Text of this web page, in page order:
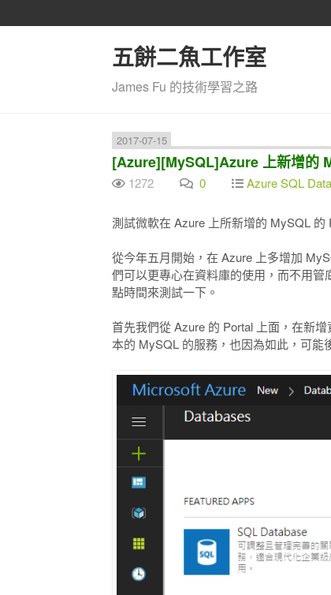
五餅二魚工作室
James Fu 的技術學習之路
2017-07-15
[Azure][MySQL]Azure 上新增的
1272 0 Azure SQL
測試微軟在 Azure 上所新增的 MySQL 的
從今年五月開始，在 Azure 上多增加
們可以更專心在資料庫的使用，而不用
點時間來測試一下。
首先我們從 Azure 的 Portal 上面，在新
本的 MySQL 的服務，也因為如此，可能